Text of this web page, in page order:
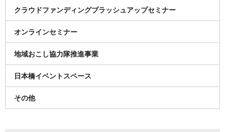
クラウドファンディングブラッシュアップセミナー
オンラインセミナー
地域おこし協力隊推進事業
日本橋イベントスペース
その他